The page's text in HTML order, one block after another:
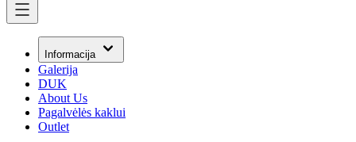
Informacija
Galerija
DUK
About Us
Pagalvėlės kaklui
Outlet